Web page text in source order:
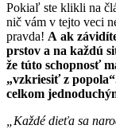
Pokiaľ ste klikli na
nič vám v tejto veci
pravda! A ak
prstov a na každú
že túto schopnosť
„vzkriesiť z
celkom
„Každé dieťa sa